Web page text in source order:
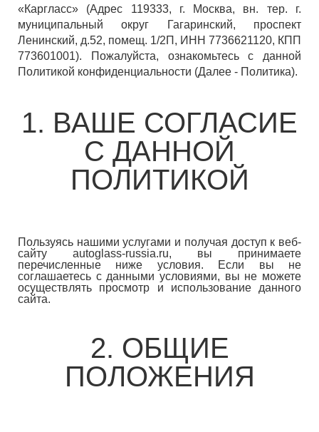
«Каргласс» (Адрес 119333, г. Москва, вн. тер. г.
муниципальный округ Гагаринский, проспект
Ленинский, д.52, помещ. 1/2П, ИНН 7736621120, КПП
773601001). Пожалуйста, ознакомьтесь с данной
Политикой конфиденциальности (Далее - Политика).
1. ВАШЕ СОГЛАСИЕ
С ДАННОЙ
ПОЛИТИКОЙ
Пользуясь нашими услугами и получая доступ к веб-
сайту autoglass-russia.ru, вы принимаете
перечисленные ниже условия. Если вы не
соглашаетесь с данными условиями, вы не можете
осуществлять просмотр и использование данного
сайта.
2. ОБЩИЕ
ПОЛОЖЕНИЯ